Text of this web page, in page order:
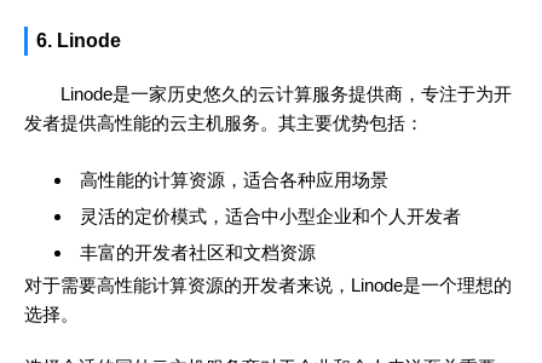
6. Linode
Linode是一家历史悠久的云计算服务提供商，专注于为开
发者提供高性能的云主机服务。其主要优势包括：
高性能的计算资源，适合各种应用场景
灵活的定价模式，适合中小型企业和个人开发者
丰富的开发者社区和文档资源
对于需要高性能计算资源的开发者来说，Linode是一个理想的
选择。